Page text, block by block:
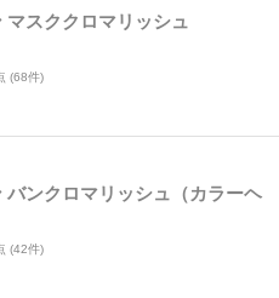
マスククロマリッシュ
(68件)
バンクロマリッシュ（カラーヘ
(42件)